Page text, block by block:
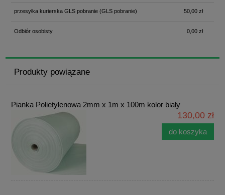
przesyłka kurierska GLS pobranie(GLS pobranie) 50,00 zł
Odbiór osobisty 0,00 zł
Produkty powiązane
Pianka Polietylenowa 2mm x 1m x 100m kolor biały
130,00 zł
do koszyka